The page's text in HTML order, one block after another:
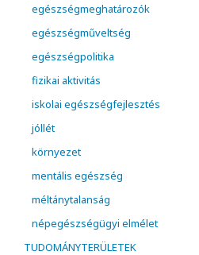
egészségmeghatározók
egészségműveltség
egészségpolitika
fizikai aktivitás
iskolai egészségfejlesztés
jóllét
környezet
mentális egészség
méltánytalanság
népegészségügyi elmélet
TUDOMÁNYTERÜLETEK